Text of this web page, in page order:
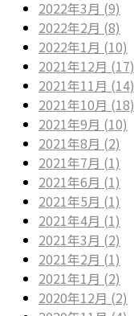
2022年3月 (9)
2022年2月 (8)
2022年1月 (10)
2021年12月 (17)
2021年11月 (14)
2021年10月 (18)
2021年9月 (10)
2021年8月 (2)
2021年7月 (1)
2021年6月 (1)
2021年5月 (1)
2021年4月 (1)
2021年3月 (2)
2021年2月 (1)
2021年1月 (2)
2020年12月 (2)